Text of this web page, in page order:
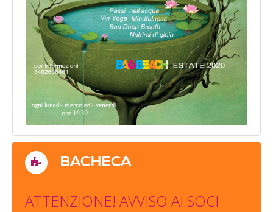
BACHECA
ATTENZIONE! AVVISO AI SOCI